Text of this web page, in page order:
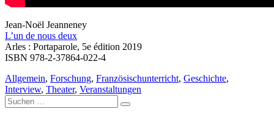
Jean-Noël Jeanneney
L’un de nous deux
Arles : Portaparole, 5e édition 2019
ISBN 978-2-37864-022-4
Allgemein, Forschung, Französischunterricht, Geschichte,
Interview, Theater, Veranstaltungen
Suche
nach: